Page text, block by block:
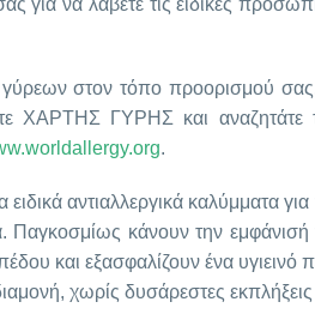
για να λάβετε τις ειδικές
γύρεων στον τόπο προορισμού
ΧΑΡΤΗΣ ΓΥΡΗΣ και αναζητάτε
.
ειδικά αντιαλλεργικά καλύμματα
Παγκοσμίως κάνουν την
και εξασφαλίζουν ένα
χωρίς δυσάρεστες